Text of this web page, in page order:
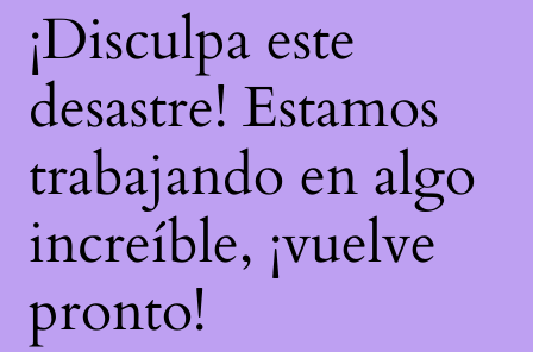
¡Disculpa este
desastre! Estamos
trabajando en algo
increíble, ¡vuelve
pronto!